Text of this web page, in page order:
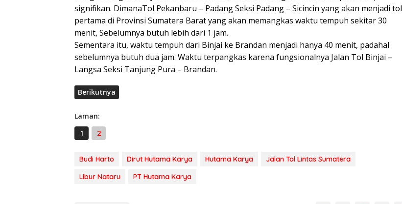
signifikan. DimanaTol Pekanbaru – Padang Seksi Padang – Sicincin yang akan menjadi tol
pertama di Provinsi Sumatera Barat yang akan memangkas waktu tempuh sekitar 30
menit, Sebelumnya butuh lebih dari 1 jam.
Sementara itu, waktu tempuh dari Binjai ke Brandan menjadi hanya 40 menit, padahal
sebelumnya butuh dua jam. Waktu terpangkas karena fungsionalnya Jalan Tol Binjai –
Langsa Seksi Tanjung Pura – Brandan.
Berikutnya
Laman:
1
2
Budi Harto Dirut Hutama Karya Hutama Karya
Jalan Tol Lintas Sumatera
Libur Nataru
PT Hutama Karya